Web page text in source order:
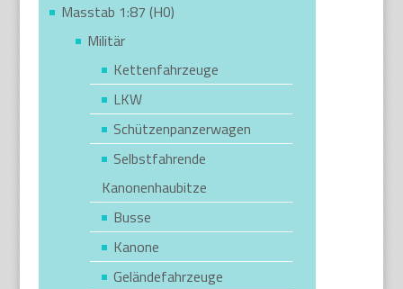
Masstab 1:87 (H0)
Militär
Kettenfahrzeuge
LKW
Schützenpanzerwagen
Selbstfahrende
Kanonenhaubitze
Busse
Kanone
Geländefahrzeuge